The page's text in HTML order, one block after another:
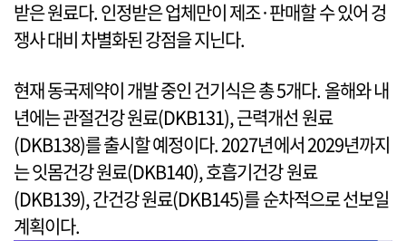
받은 원료다. 인정받은 업체만이 제조·판매할 수 있어 겅
쟁사 대비 차별화된 강점을 지닌다.
현재 동국제약이 개발 중인 건기식은 총 5개다. 올해와 내
년에는 관절건강 원료(DKB131), 근력개선 원료
(DKB138)를 출시할 예정이다. 2027년에서 2029년까지
는 잇몸건강 원료(DKB140), 호흡기건강 원료
(DKB139), 간건강 원료(DKB145)를 순차적으로 선보일
계획이다.